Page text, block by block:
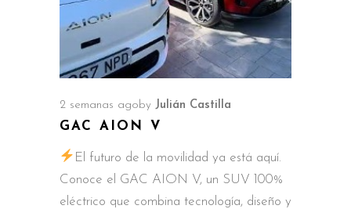
2 semanas ago by Julián Castilla
GAC AION V
El futuro de la movilidad ya está aquí.
Conoce el GAC AION V, un SUV 100%
eléctrico que combina tecnología, diseño y